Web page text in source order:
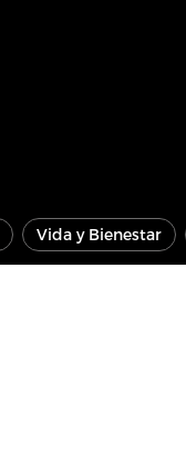
Vida y Bienestar